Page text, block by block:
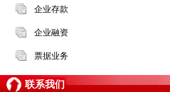
企业存款
企业融资
票据业务
联系我们